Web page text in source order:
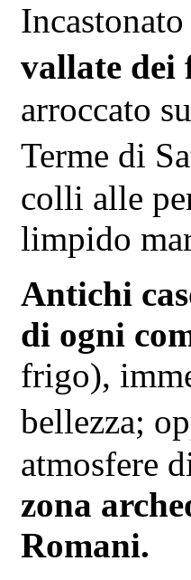
vallate dei
arroccato
Terme di
colli alle
limpido
Antichi
di ogni
frigo),
bellezza;
atmosfere
zona
Romani.